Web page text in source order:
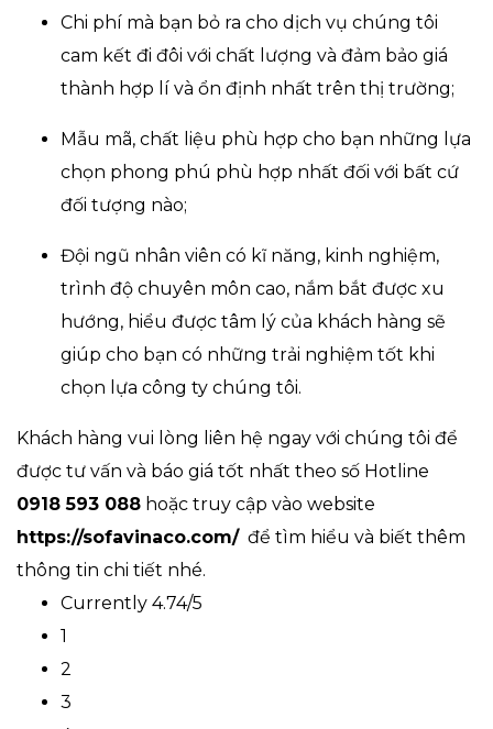
Chi phí mà bạn bỏ ra cho dịch vụ chúng tôi
cam kết đi đôi với chất lượng và đảm bảo giá
thành hợp lí và ổn định nhất trên thị trường;
Mẫu mã, chất liệu phù hợp cho bạn những lựa
chọn phong phú phù hợp nhất đối với bất cứ
đối tượng nào;
Đội ngũ nhân viên có kĩ năng, kinh nghiệm,
trình độ chuyên môn cao, nắm bắt được xu
hướng, hiểu được tâm lý của khách hàng sẽ
giúp cho bạn có những trải nghiệm tốt khi
chọn lựa công ty chúng tôi.
Khách hàng vui lòng liên hệ ngay với chúng tôi để
được tư vấn và báo giá tốt nhất theo số Hotline
0918 593 088 hoặc truy cập vào website
https://sofavinaco.com/để tìm hiểu và biết thêm
thông tin chi tiết nhé.
Currently 4.74/5
1
2
3